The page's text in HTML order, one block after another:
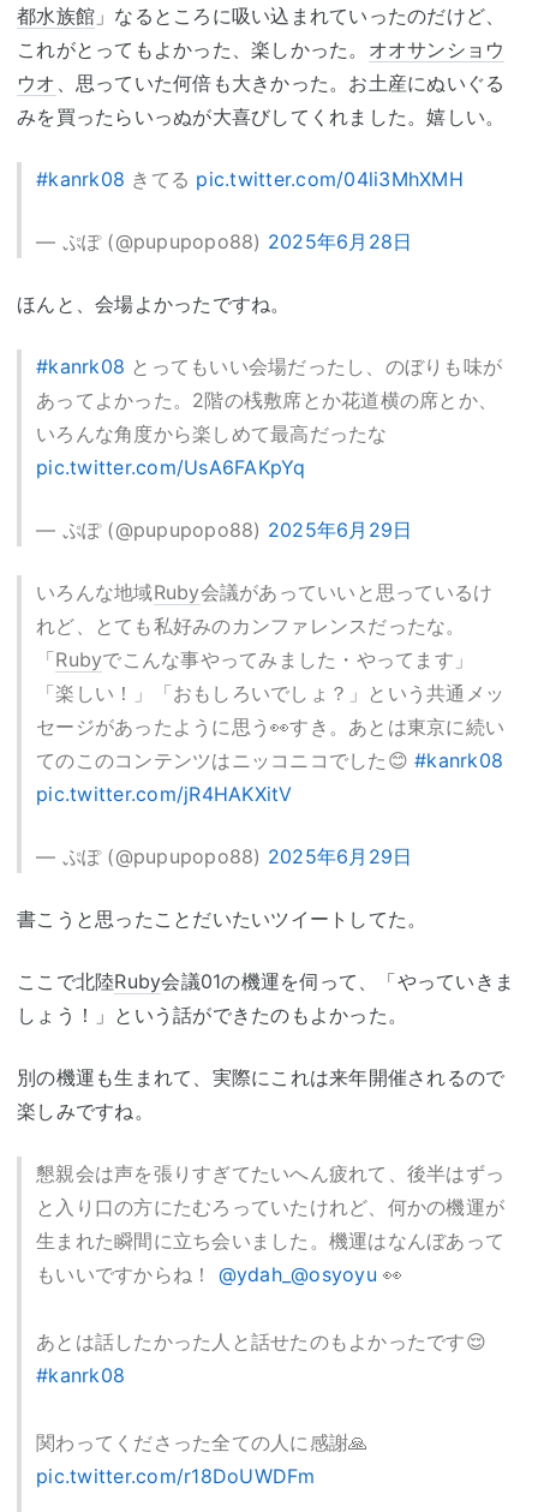
都水族館 」なるところに吸い込まれていったのだけど、
これがとってもよかった、楽しかった。 オオサンショウ
ウオ 、思っていた何倍も大きかった。お土産にぬいぐる
みを買ったらいっぬが大喜びしてくれました。嬉しい。
#kanrk08 きてる pic.twitter.com/04li3MhXMH
— ぷぽ (@pupupopo88) 2025年6月28日
ほんと、会場よかったですね。
#kanrk08 とってもいい会場だったし、のぼりも味が
あってよかった。2階の桟敷席とか花道横の席とか、
いろんな角度から楽しめて最高だったな
pic.twitter.com/UsA6FAKpYq
— ぷぽ (@pupupopo88) 2025年6月29日
いろんな地域Ruby会議があっていいと思っているけ
れど、とても私好みのカンファレンスだったな。
「Rubyでこんな事やってみました・やってます」
「楽しい！」「おもしろいでしょ？」という共通メッ
セージがあったように思う👀すき。あとは東京に続い
てのこのコンテンツはニッコニコでした😊 #kanrk08
pic.twitter.com/jR4HAKXitV
— ぷぽ (@pupupopo88) 2025年6月29日
書こうと思ったことだいたいツイートしてた。
ここで北陸Ruby会議01の機運を伺って、「やっていきま
しょう！」という話ができたのもよかった。
別の機運も生まれて、実際にこれは来年開催されるので
楽しみですね。
懇親会は声を張りすぎてたいへん疲れて、後半はずっ
と入り口の方にたむろっていたけれど、何かの機運が
生まれた瞬間に立ち会いました。機運はなんぼあって
もいいですからね！ @ydah_ @osyoyu 👀
あとは話したかった人と話せたのもよかったです😌
#kanrk08
関わってくださった全ての人に感謝🙏
pic.twitter.com/r18DoUWDFm